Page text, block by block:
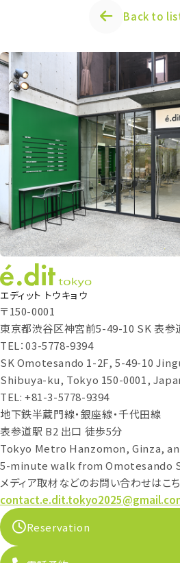
Back to
エディット トウキョウ
〒150-0001
東京都渋谷区神宮前5-49-10 SK 表参
TEL：03-5778-9394
SK Omotesando 1-2F, 5-49-10
Shibuya-ku, Tokyo 150-0001,
TEL: +81-3-5778-9394
地下鉄半蔵門線・銀座線・千代田線
表参道駅 B2 出口 徒歩5分
Tokyo Metro Hanzomon, Ginza,
5-minute walk from Omotesando
メディア取材などのお問い合わせはこ
Reservation